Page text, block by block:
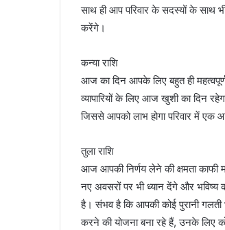
साथ ही आप परिवार के सदस्यों के साथ
करेंगे।
कन्या राशि
आज का दिन आपके लिए बहुत ही
व्यापारियों के लिए आज खुशी का दिन
जिससे आपको लाभ होगा परिवार में एक
तुला राशि
आज आपकी निर्णय लेने की क्षमता
नए अवसरों पर भी ध्यान देंगे और भविष्य
है। संभव है कि आपकी कोई पुरानी
करने की योजना बना रहे हैं, उनके लिए